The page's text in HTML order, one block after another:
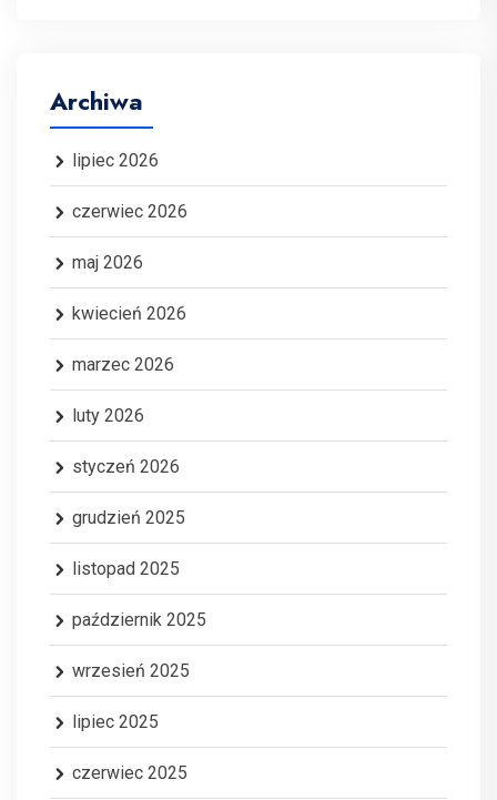
Archiwa
lipiec 2026
czerwiec 2026
maj 2026
kwiecień 2026
marzec 2026
luty 2026
styczeń 2026
grudzień 2025
listopad 2025
październik 2025
wrzesień 2025
lipiec 2025
czerwiec 2025